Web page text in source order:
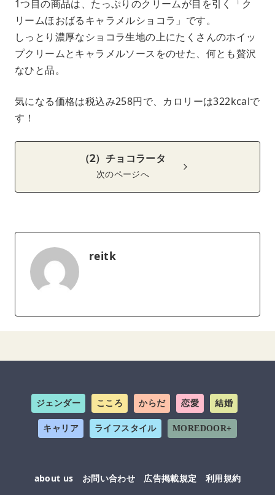
1つ目の商品は、たっぷりのクリームが目を引く「ク
リームほおばるキャラメルショコラ」です。
しっとり濃厚なショコラ生地の上にたくさんのホイッ
プクリームとキャラメルソースをのせた、何とも贅沢
なひと品。
気になる価格は税込み258円で、カロリーは322kcalで
す！
（2）チョコラータ
次のページへ
reitk
ジェンダー こころ からだ 恋愛 結婚
キャリア ライフスタイル MOREDOOR+
about us お問い合わせ 広告掲載規定 利用規約